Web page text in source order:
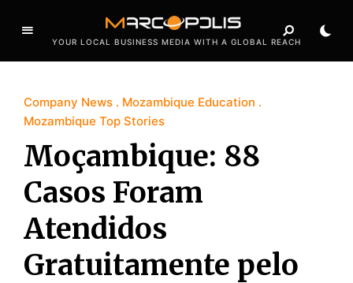
YOUR LOCAL BUSINESS MEDIA WITH A GLOBAL REACH
Company News
Mozambique Education
Mozambique Top Stories
Moçambique: 88
Casos Foram
Atendidos
Gratuitamente pelo